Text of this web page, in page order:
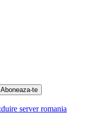
Aboneaza-te